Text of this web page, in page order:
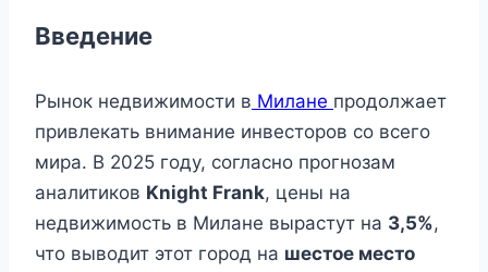
Введение
Рынок недвижимости в Милане продолжает
привлекать внимание инвесторов со всего
мира. В 2025 году, согласно прогнозам
аналитиков Knight Frank, цены на
недвижимость в Милане вырастут на 3,5%,
что выводит этот город на шестое место